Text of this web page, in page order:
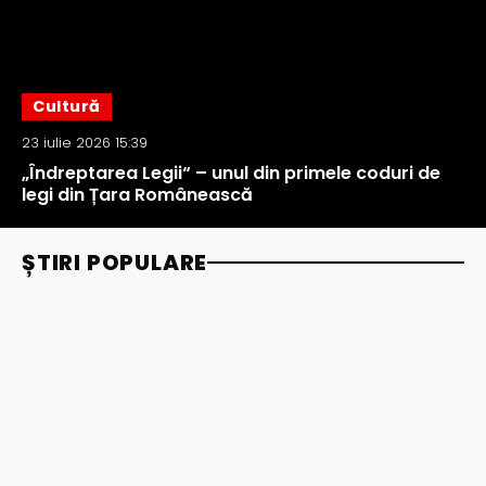
Cultură
23 iulie 2026 15:39
„Îndreptarea Legii“ – unul din primele coduri de
legi din Țara Românească
ȘTIRI POPULARE